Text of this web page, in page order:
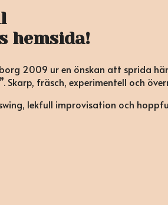
hemsida!
2009 ur en önskan att sprida
Skarp, fräsch, experimentell och
lekfull improvisation och